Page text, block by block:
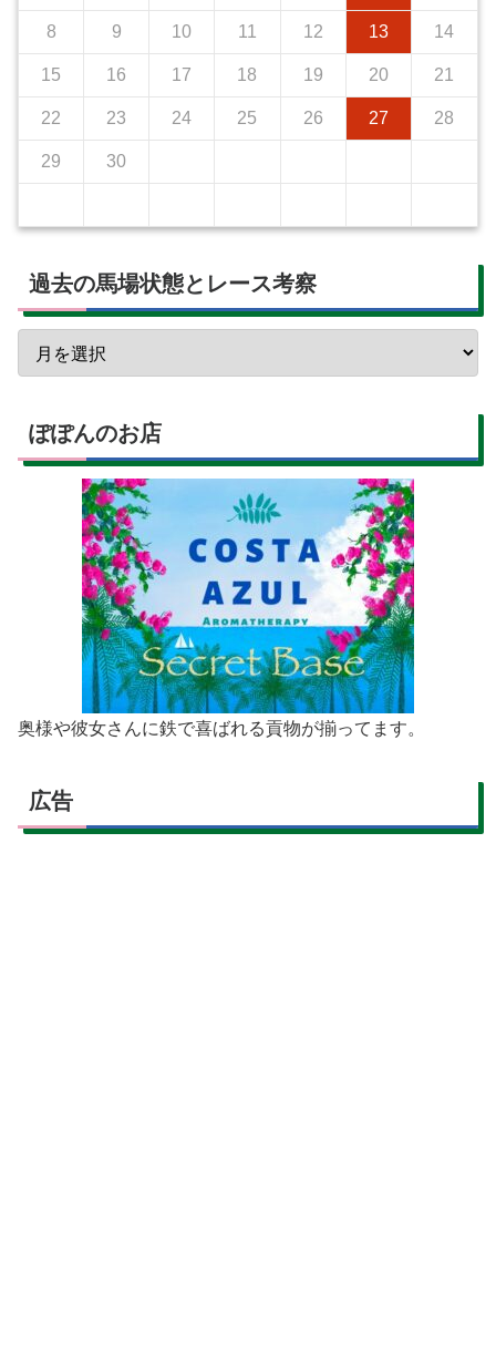
8 9 10 11 12 13 14
15 16 17 18 19 20 21
22 23 24 25 26 27 28
29 30
過去の馬場状態とレース考察
ぽぽんのお店
奥様や彼女さんに鉄で喜ばれる貢物が揃ってます。
広告